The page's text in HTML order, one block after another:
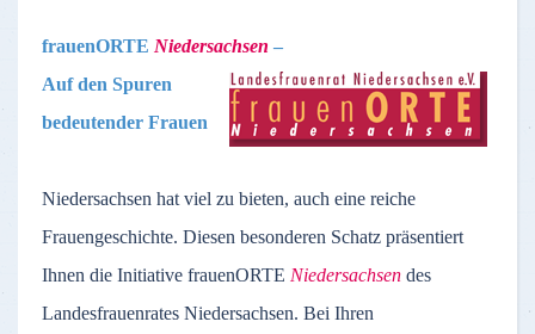
frauenORTE Niedersachsen –
Auf den Spuren
bedeutender Frauen
Niedersachsen hat viel zu bieten, auch eine reiche
Frauengeschichte. Diesen besonderen Schatz präsentiert
Ihnen die Initiative frauenORTE Niedersachsen des
Landesfrauenrates Niedersachsen. Bei Ihren